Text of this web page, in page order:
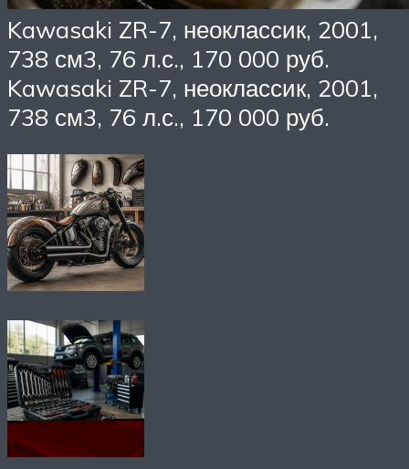
Kawasaki ZR-7, неоклассик, 2001,
738 см3, 76 л.с., 170 000 руб.
Kawasaki ZR-7, неоклассик, 2001,
738 см3, 76 л.с., 170 000 руб.